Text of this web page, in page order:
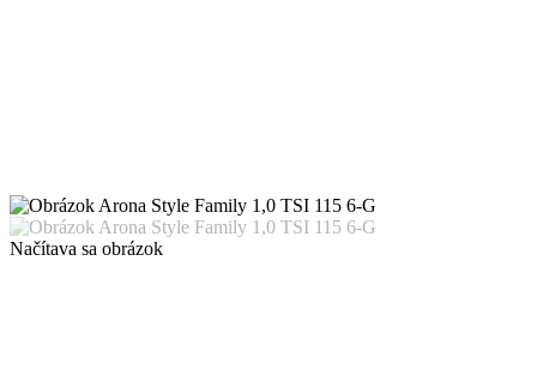
Načítava sa obrázok